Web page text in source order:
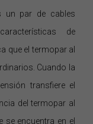
un par de cables
de
que el termopar al
Cuando la
transfiere el
del termopar al
se encuentra en el